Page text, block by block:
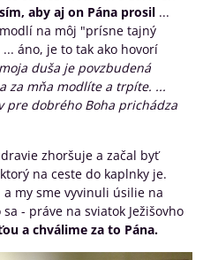
aby aj on Pána prosil ...
na môj "prísne tajný
áno, je to tak ako hovorí
duša je povzbudená
za mňa modlíte a trpíte. ...
pre dobrého Boha prichádza
zhoršuje a začal byť
na ceste do kaplnky je.
my sme vyvinuli úsilie na
- práve na sviatok Ježišovho
a chválime za to Pána.